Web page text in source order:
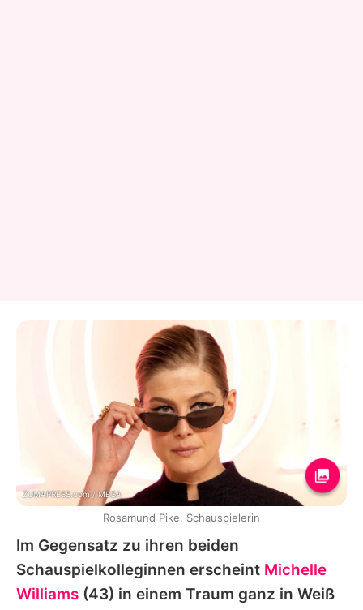
Im Gegensatz zu ihren beiden
Schauspielkolleginnen erscheint Michelle
Williams (43) in einem Traum ganz in Weiß
ZUMAPRESS.com / MEGA
Rosamund Pike, Schauspielerin